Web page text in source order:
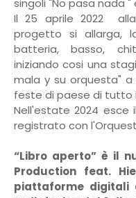
singoli "No pasa nada "
Il 25 aprile 2022
progetto si allarga,
batteria, basso,
iniziando cosi una
mala y su orquesta"
feste di paese di tutto
Nell'estate 2024 esce
registrato con
“Libro aperto” è il
Production feat.
piattaforme digitali